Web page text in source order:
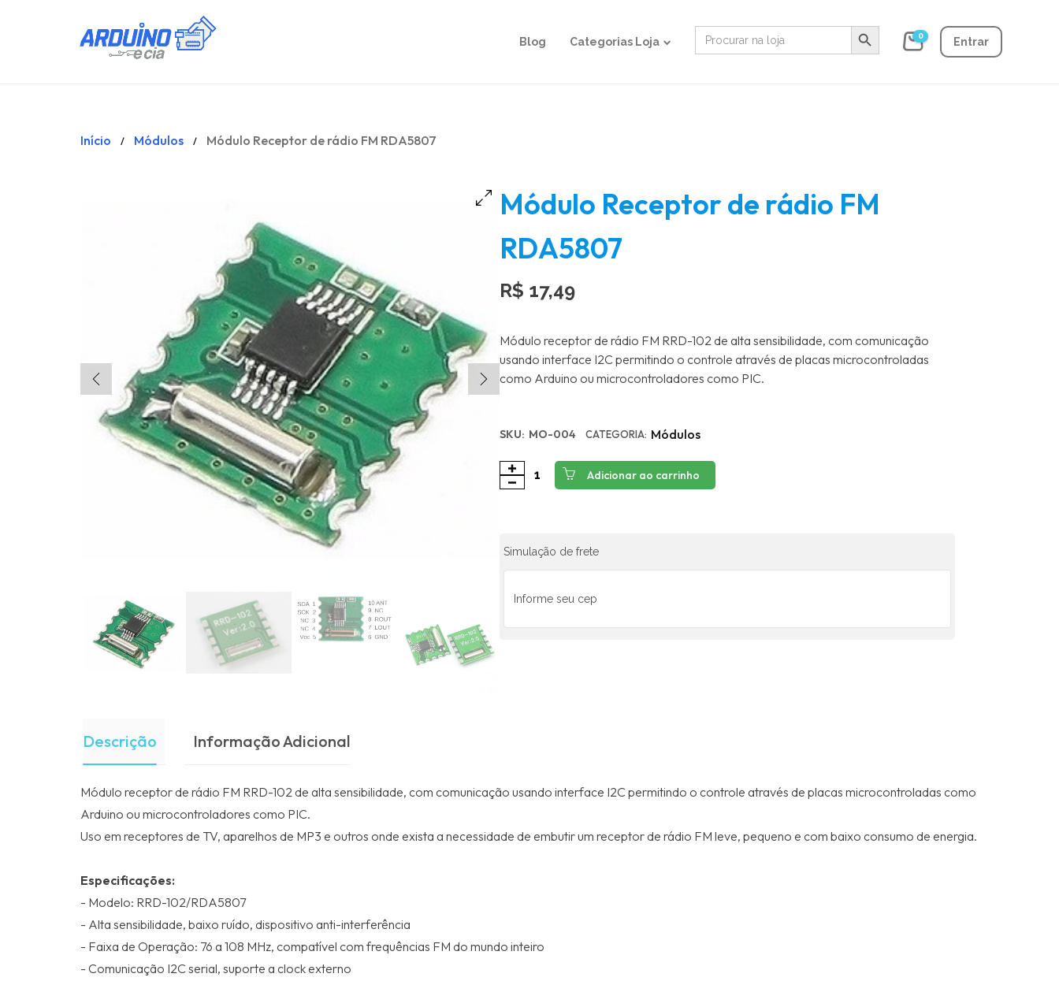
Blog Categorias Loja
Search
for:
Search Button
0 Entrar
Início / Módulos / Módulo Receptor de rádio FM RDA5807
Módulo Receptor de rádio FM
RDA5807
R$ 17,49
Módulo receptor de rádio FM RRD-102 de alta sensibilidade, com comunicação
usando interface I2C permitindo o controle através de placas microcontroladas
como Arduino ou microcontroladores como PIC.
SKU: MO-004 CATEGORIA: Módulos
Adicionar ao carrinho
Simulação de frete
Descrição Informação Adicional
Módulo receptor de rádio FM RRD-102 de alta sensibilidade, com comunicação usando interface I2C permitindo o controle através de placas microcontroladas como
Arduino ou microcontroladores como PIC.
Uso em receptores de TV, aparelhos de MP3 e outros onde exista a necessidade de embutir um receptor de rádio FM leve, pequeno e com baixo consumo de energia.
Especificações:
- Modelo: RRD-102/RDA5807
- Alta sensibilidade, baixo ruído, dispositivo anti-interferência
- Faixa de Operação: 76 a 108 MHz, compatível com frequências FM do mundo inteiro
- Comunicação I2C serial, suporte a clock externo